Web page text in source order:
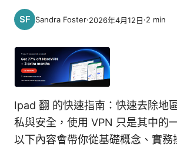
Sandra Foster·2026年4月12日·2 min
Ipad 翻 的快速指南：快速去除地
私與安全，使用 VPN 只是其中的
以下內容會帶你從基礎概念、實務